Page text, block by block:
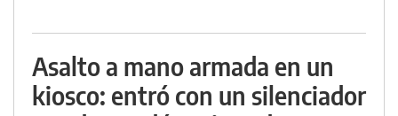
Asalto a mano armada en un
kiosco: entró con un silenciador